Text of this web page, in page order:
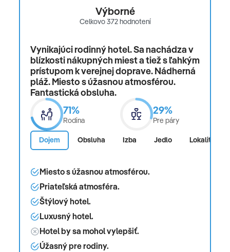
Výborné
Celkovo 372 hodnotení
Vynikajúci rodinný hotel. Sa nachádza v
blízkosti nákupných miest a tiež s ľahkým
prístupom k verejnej doprave. Nádherná
pláž. Miesto s úžasnou atmosférou.
Fantastická obsluha.
71%
Rodina
29%
Pre páry
Dojem Obsluha Izba Jedlo Lokalita
Miesto s úžasnou atmosférou.
Priateľská atmosféra.
Štýlový hotel.
Luxusný hotel.
Hotel by sa mohol vylepšiť.
Úžasný pre rodiny.